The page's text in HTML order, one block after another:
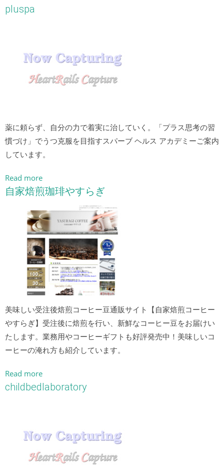
pluspa
薬に頼らず、自分の力で着実に治していく。「プラス思考の習
慣づけ」でうつ克服を目指すスパーブ ヘルス アカデミーご案内
しています。
Read more
自家焙煎珈琲やすらぎ
美味しい受注後焙煎コーヒー豆通販サイト【自家焙煎コーヒー
やすらぎ】受注後に焙煎を行い、新鮮なコーヒー豆をお届けい
たします。業務用やコーヒーギフトも好評発売中！美味しいコ
ーヒーの淹れ方も紹介しています。
Read more
childbedlaboratory